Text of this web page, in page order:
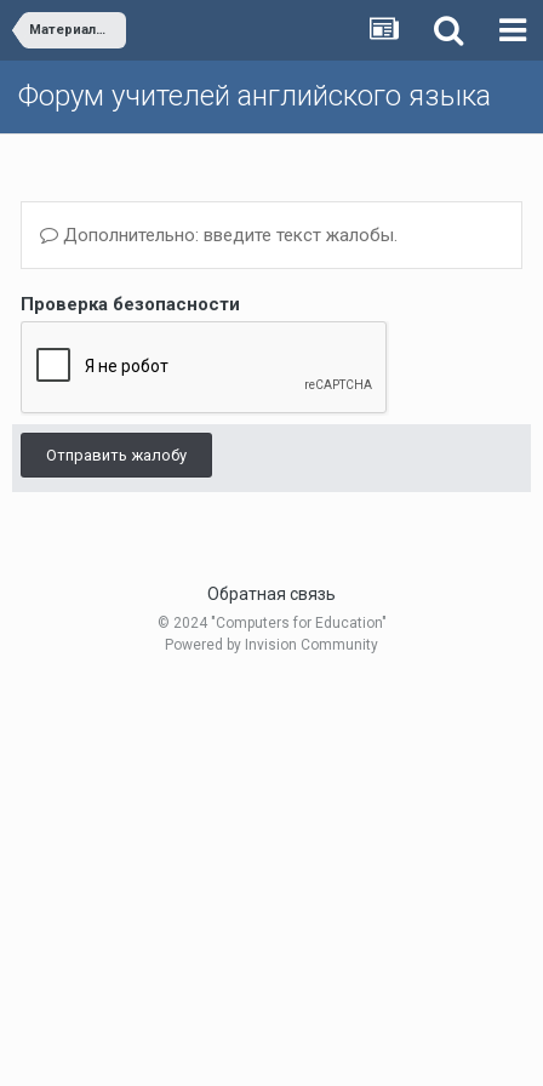
Материалы из книг для учителя и рабочие программы к Happy English.ru
Форум учителей английского языка
Дополнительно: введите текст жалобы.
Проверка безопасности
Отправить жалобу
Обратная связь
© 2024 "Computers for Education"
Powered by Invision Community